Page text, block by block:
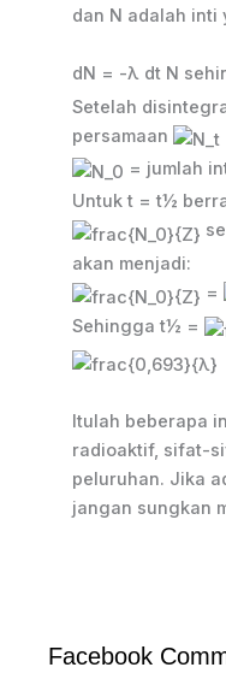
dan N adalah inti
dN = -λ dt N
Setelah
persamaan
= jumlah
Untuk t = t½
akan menjadi:
=
Sehingga t½ =
Itulah beberapa
radioaktif, sifat-
peluruhan. Jika
jangan sungkan
Facebook